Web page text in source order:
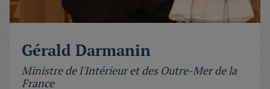
Gérald Darmanin
Ministre de l'Intérieur et des Outre-Mer de la
France